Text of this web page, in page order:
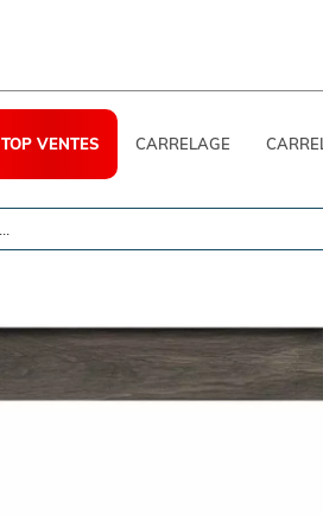
TOP VENTES CARRELAGE